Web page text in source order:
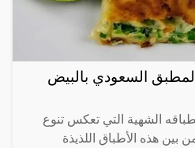
السعودي بالبيض
الشهية التي تعكس تنوع
بين هذه الأطباق اللذيذة